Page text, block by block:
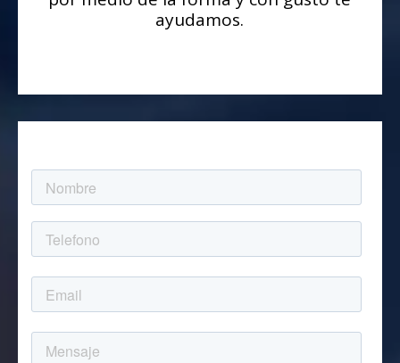
ayudamos.